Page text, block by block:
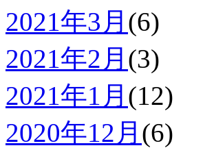
2021年3月 (6)
2021年2月 (3)
2021年1月 (12)
2020年12月 (6)